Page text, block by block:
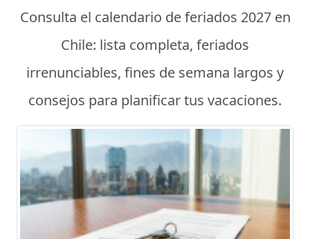
Consulta el calendario de feriados 2027 en
Chile: lista completa, feriados
irrenunciables, fines de semana largos y
consejos para planificar tus vacaciones.